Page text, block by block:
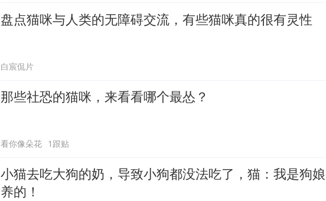
盘点猫咪与人类的无障碍交流，有些猫咪真的很有灵性
白宸侃片
那些社恐的猫咪，来看看哪个最怂？
看你像朵花 1跟贴
小猫去吃大狗的奶，导致小狗都没法吃了，猫：我是狗娘
养的！